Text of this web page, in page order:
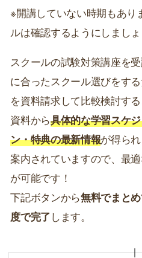
※開講していない時期もあり
ルは確認するようにしましょ
スクールの試験対策講座を
に合ったスクール選びをす
を資料請求して比較検討す
資料から具体的な学習スケ
ン・特典の最新情報が得ら
案内されていますので、最
が可能です！
下記ボタンから無料でまと
度で完了 します。